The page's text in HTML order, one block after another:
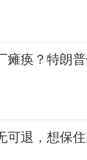
瘫痪？特朗
可退，想保